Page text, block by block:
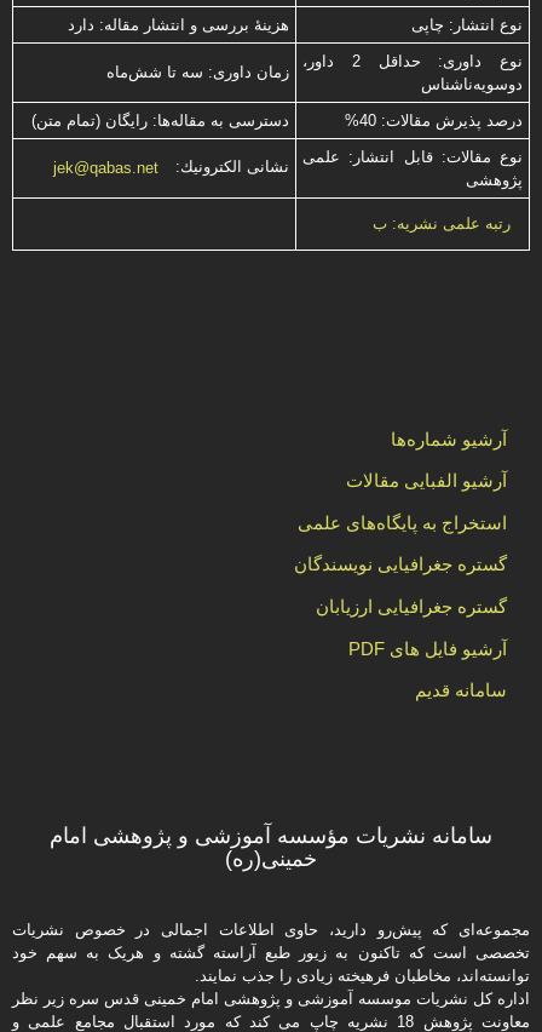
نوع انتشار: چاپی
هزینۀ بررسی و انتشار مقاله: دارد
نوع داوری: حداقل 2 داور،
دوسویه‌ناشناس
زمان داوری: سه تا شش‌ماه
درصد پذیرش مقالات: 40%
دسترسی به مقاله‌ها: رایگان (تمام متن)
نوع مقالات: قابل انتشار: علمی
پژوهشی
نشانی الكترونیك: jek@qabas.net
رتبه علمی نشریه: ب
آرشیو شماره‌ها
آرشیو الفبایی مقالات
استخراج به پایگاه‌های علمی
گستره جغرافیایی نویسندگان
گستره جغرافیایی ارزیابان
آرشیو فایل های PDF
سامانه قدیم
سامانه نشریات مؤسسه آموزشی و پژوهشی امام
خمینی(ره)
مجموعه‌ای که پیش‌رو دارید،‌ حاوی اطلاعات اجمالی در خصوص نشریات
تخصصی است که تاکنون به زیور طبع آراسته گشته و هریک به سهم خود
توانسته‌اند، مخاطبان فرهیخته‌ زیادی را جذب نمایند.
اداره كل نشریات موسسه آموزشی و پژوهشی امام خمینی قدس سره زیر نظر
معاونت پژوهش 18 نشریه چاپ می کند که مورد استقبال مجامع علمی و